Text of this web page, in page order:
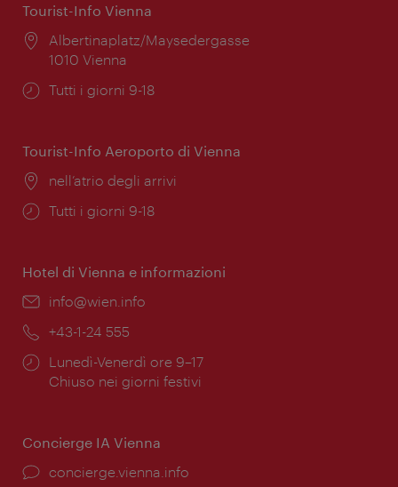
Tourist-Info Vienna
Posizione:
Albertinaplatz/Maysedergasse
1010 Vienna
Orari
Tutti i giorni 9-18
Tourist-Info Aeroporto di Vienna
Posizione:
nell’atrio degli arrivi
Orari
Tutti i giorni 9-18
Hotel di Vienna e informazioni
Email:
info@wien.info
Telefono:
+43-1-24 555
Orari
di
Lunedì-Venerdì ore 9–17
Chiuso nei giorni festivi
Concierge IA Vienna
Ort:
concierge.vienna.info